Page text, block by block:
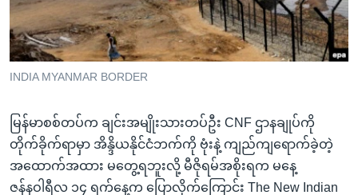
ကြည့်
ရန်
ရှာဖွေ
ရန်
သို့
ကျော်
ဘာသာစကားများ
INDIA MYANMAR BORDER
မြန်မာစစ်တပ်က ချင်းအမျိုးသားတပ်ဦး CNF ဌာနချုပ်ကို
တိုက်ခိုက်ရာမှာ အိန္ဒိယနိုင်ငံဘက်ကို ဗုံးနဲ့ ကျည်ကျရောက်ခဲ့တဲ့
အထောက်အထား မတွေ့ရဘူးလို့ မီဇိုရမ်အစိုးရက မနေ့
ဇန်နဝါရီလ ၁၄ ရက်နေ့က ပြောလိုက်ကြောင်း The New Indian